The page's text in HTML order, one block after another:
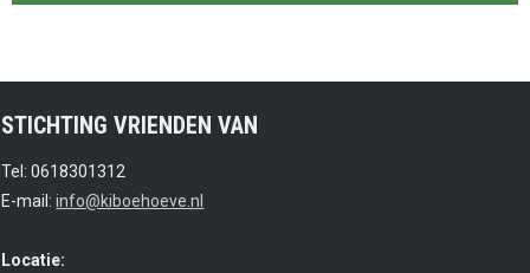
STICHTING VRIENDEN VAN
Tel: 0618301312
E-mail:info@kiboehoeve.nl
Locatie: